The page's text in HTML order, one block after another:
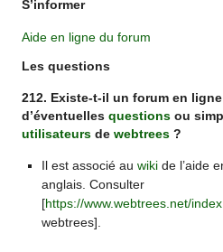
S’informer
Aide en ligne du forum
Les questions
212. Existe-t-il un forum en
d’éventuellesquestions ou
utilisateurs dewebtrees ?
Il est associé au wikide l’aide
anglais. Consulter
[https://www.webtrees.net/
webtrees].